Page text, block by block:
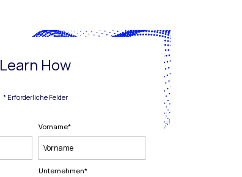
Learn How
* Erforderliche Felder
Vorname*
Unternehmen*